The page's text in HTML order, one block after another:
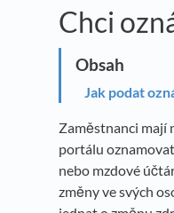
Chci
Jak podat
Zaměstnanci mají
portálu
nebo mzdové
změny ve svých